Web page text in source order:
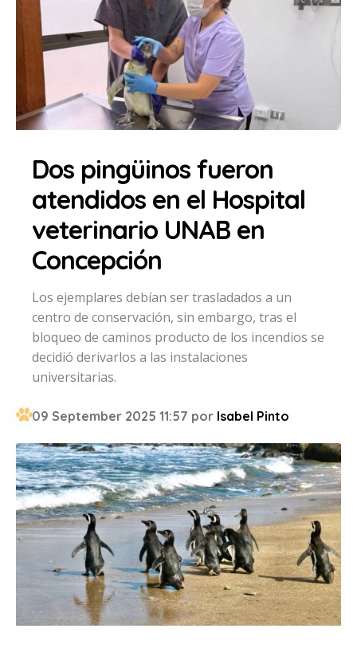
Dos pingüinos fueron
atendidos en el Hospital
veterinario UNAB en
Concepción
Los ejemplares debían ser trasladados a un
centro de conservación, sin embargo, tras el
bloqueo de caminos producto de los incendios se
decidió derivarlos a las instalaciones
universitarias.
09 September 2025 11:57 por Isabel Pinto